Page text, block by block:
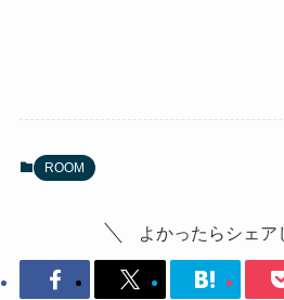
ROOM
よかったらシェア